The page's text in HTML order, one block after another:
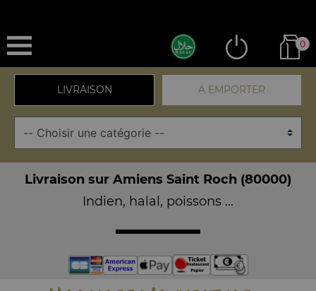
0
LIVRAISON A EMPORTER
Livraison sur Amiens Saint Roch (80000)
Indien, halal, poissons ...